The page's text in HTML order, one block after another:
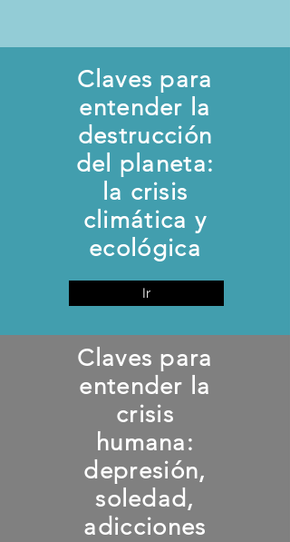
Claves para
entender la
destrucción
del planeta:
la crisis
climática y
ecológica
Ir
Claves para
entender la
crisis
humana:
depresión,
soledad,
adicciones